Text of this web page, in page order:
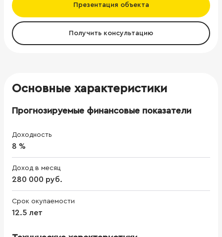
Презентация объекта
Получить консультацию
Основные характеристики
Прогнозируемые финансовые показатели
Доходность
8 %
Доход в месяц
280 000 руб.
Срок окупаемости
12.5 лет